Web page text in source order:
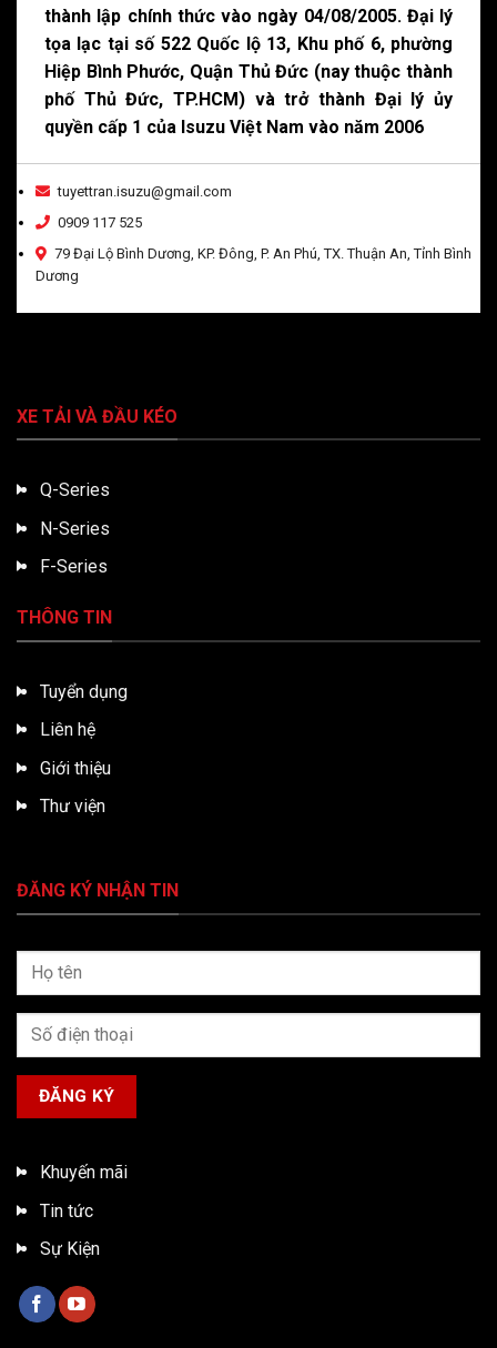
thành lập chính thức vào ngày 04/08/2005. Đại lý
tọa lạc tại số 522 Quốc lộ 13, Khu phố 6, phường
Hiệp Bình Phước, Quận Thủ Đức (nay thuộc thành
phố Thủ Đức, TP.HCM) và trở thành Đại lý ủy
quyền cấp 1 của Isuzu Việt Nam vào năm 2006
tuyettran.isuzu@gmail.com
0909 117 525
79 Đại Lộ Bình Dương, KP. Đông, P. An Phú, TX. Thuận An, Tỉnh Bình
Dương
XE TẢI VÀ ĐẦU KÉO
Q-Series
N-Series
F-Series
THÔNG TIN
Tuyển dụng
Liên hệ
Giới thiệu
Thư viện
ĐĂNG KÝ NHẬN TIN
Khuyến mãi
Tin tức
Sự Kiện